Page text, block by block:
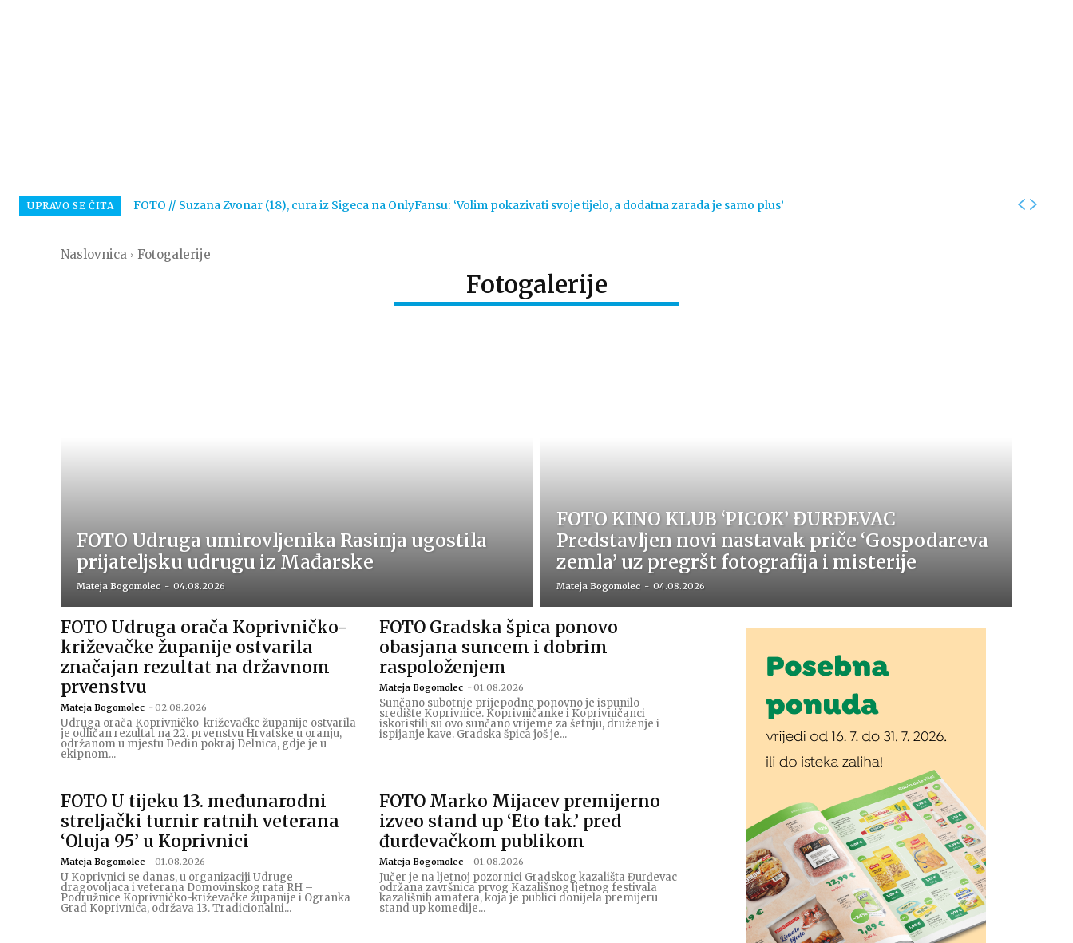
UPRAVO SE ČITA FOTO // Suzana Zvonar (18), cura iz Sigeca na OnlyFansu: ‘Volim pokazivati svoje tijelo, a dodatna zarada je samo plus’
Naslovnica Fotogalerije
Fotogalerije
FOTO Udruga umirovljenika Rasinja ugostila
prijateljsku udrugu iz Mađarske
Mateja Bogomolec - 04.08.2026
FOTO KINO KLUB ‘PICOK’ ĐURĐEVAC
Predstavljen novi nastavak priče ‘Gospodareva
zemla’ uz pregršt fotografija i misterije
Mateja Bogomolec - 04.08.2026
FOTO Udruga orača Koprivničko-
križevačke županije ostvarila
značajan rezultat na državnom
prvenstvu
Mateja Bogomolec - 02.08.2026
Udruga orača Koprivničko-križevačke županije ostvarila
je odličan rezultat na 22. prvenstvu Hrvatske u oranju,
održanom u mjestu Dedin pokraj Delnica, gdje je u
ekipnom...
FOTO Gradska špica ponovo
obasjana suncem i dobrim
raspoloženjem
Mateja Bogomolec - 01.08.2026
Sunčano subotnje prijepodne ponovno je ispunilo
središte Koprivnice. Koprivničanke i Koprivničanci
iskoristili su ovo sunčano vrijeme za šetnju, druženje i
ispijanje kave. Gradska špica još je...
FOTO U tijeku 13. međunarodni
streljački turnir ratnih veterana
‘Oluja 95’ u Koprivnici
Mateja Bogomolec - 01.08.2026
U Koprivnici se danas, u organizaciji Udruge
dragovoljaca i veterana Domovinskog rata RH –
Podružnice Koprivničko-križevačke županije i Ogranka
Grad Koprivnica, održava 13. Tradicionalni...
FOTO Marko Mijacev premijerno
izveo stand up ‘Eto tak.’ pred
đurđevačkom publikom
Mateja Bogomolec - 01.08.2026
Jučer je na ljetnoj pozornici Gradskog kazališta Đurđevac
održana završnica prvog Kazališnog ljetnog festivala
kazališnih amatera, koja je publici donijela premijeru
stand up komedije...